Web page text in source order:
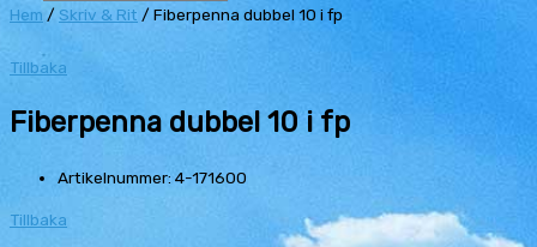
Hem / Skriv & Rit / Fiberpenna dubbel 10 i fp
Tillbaka
Fiberpenna dubbel 10 i fp
Artikelnummer: 4-171600
Tillbaka